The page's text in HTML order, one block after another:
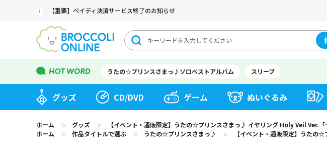
【重要】ペイディ決済サービス終了のお知らせ
うたの☆プリンスさまっ♪ソロベストアルバム スリーブ
グッズ CD/DVD ゲーム ぬいぐるみ
ホーム ＞ グッズ ＞
【イベント・通販限定】うたの☆プリンスさまっ♪ イヤリング Holy Veil Ver.「
ホーム
＞ 作品タイトルで選ぶ ＞ うたの☆プリンスさまっ♪ ＞ 【イベント・通販限定】うたの